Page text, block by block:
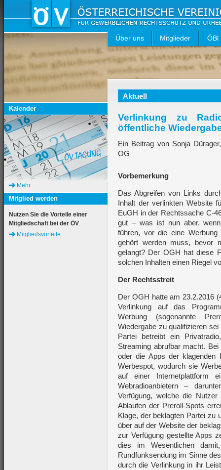
Über uns Mitglieder ÖBl
Aktuell
Verlinkung zu
öffentliche
Ein Beitrag von Sonja
OG
Vorbemerkung
Das Abgreifen von Links
Inhalt der verlinkten Website
EuGH in der Rechtssache C-
gut – was ist nun aber,
führen, vor die eine
gehört werden muss, bevor
gelangt? Der OGH hat diese
solchen Inhalten einen Riegel
Der Rechtsstreit
Der OGH hatte am 23.2.2016
Verlinkung auf das
Werbung (sogenannte
Wiedergabe zu qualifizieren
Partei betreibt ein
Streaming abrufbar macht.
oder die Apps der klagenden
Werbespot, wodurch sie
auf einer Internetplattform
Webradioanbietern –
Verfügung, welche die
Ablaufen der Preroll-Spots
Klage, der beklagten Partei zu
über auf der Website der
zur Verfügung gestellte Apps
dies im Wesentlichen
Rundfunksendung im Sinne
durch die Verlinkung in ihr
Kalender
Mehr
Mitglied werden
Nutzen Sie die Vorteile einer
Mitgliedschaft bei der ÖV
Mitgliedsvorteile